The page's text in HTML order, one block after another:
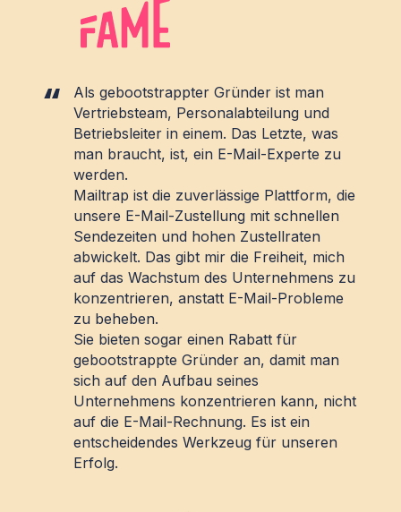
Als gebootstrappter Gründer ist man
Vertriebsteam, Personalabteilung und
Betriebsleiter in einem. Das Letzte, was
man braucht, ist, ein E-Mail-Experte zu
werden.
Mailtrap ist die zuverlässige Plattform, die
unsere E-Mail-Zustellung mit schnellen
Sendezeiten und hohen Zustellraten
abwickelt. Das gibt mir die Freiheit, mich
auf das Wachstum des Unternehmens zu
konzentrieren, anstatt E-Mail-Probleme
zu beheben.
Sie bieten sogar einen Rabatt für
gebootstrappte Gründer an, damit man
sich auf den Aufbau seines
Unternehmens konzentrieren kann, nicht
auf die E-Mail-Rechnung. Es ist ein
entscheidendes Werkzeug für unseren
Erfolg.